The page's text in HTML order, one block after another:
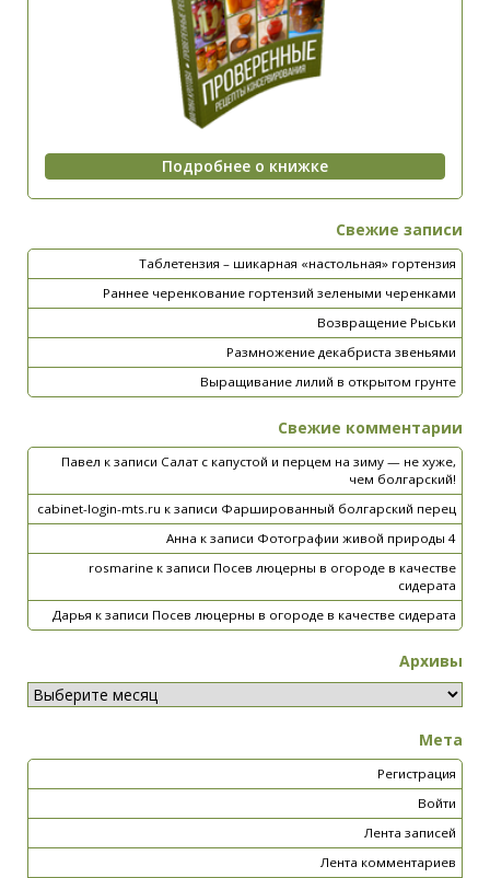
Свежие записи
Таблетензия – шикарная «настольная» гортензия
Раннее черенкование гортензий зелеными черенками
Возвращение Рыськи
Размножение декабриста звеньями
Выращивание лилий в открытом грунте
Свежие комментарии
Павел к записи Салат с капустой и перцем на зиму — не хуже,
чем болгарский!
cabinet-login-mts.ru к записи Фаршированный болгарский перец
Анна к записи Фотографии живой природы 4
rosmarine к записи Посев люцерны в огороде в качестве
сидерата
Дарья к записи Посев люцерны в огороде в качестве сидерата
Архивы
Мета
Регистрация
Войти
Лента записей
Лента комментариев